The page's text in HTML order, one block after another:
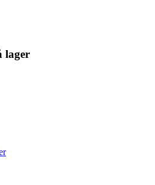
lager